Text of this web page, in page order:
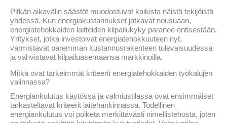
Pitkän aikavälin säästöt muodostuvat kaikista näistä tekijöistä
yhdessä. Kun energiakustannukset jatkavat nousuaan,
energiatehokkaiden laitteiden kilpailukyky paranee entisestään.
Yritykset, jotka investoivat energiatehokkuuteen nyt,
varmistavat paremman kustannusrakenteen tulevaisuudessa
ja vahvistavat kilpailuasemaansa markkinoilla.
Mitkä ovat tärkeimmät kriteerit energiatehokkaiden työkalujen
valinnassa?
Energiankulutus käytössä ja valmiustilassa ovat ensimmäiset
tarkasteltavat kriteerit laitehankinnassa. Todellinen
energiankulutus voi poiketa merkittävästi nimellistehosta, joten